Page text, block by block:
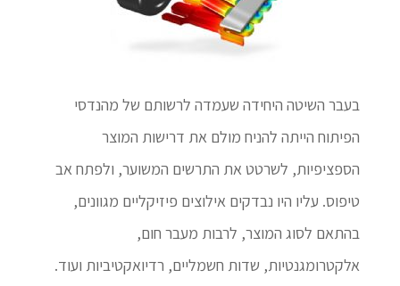
בעבר השיטה היחידה שעמדה לרשותם של מהנדסי
הפיתוח הייתה להניח מולם את דרישות המוצר
הספציפיות, לשרטט את התרשים המשוער, ולפתח אב
טיפוס. עליו היו נבדקים אילוצים פיזיקליים מגוונים,
בהתאם לסוג המוצר, לרבות מעבר חום,
אלקטרומגנטיות, שדות חשמליים, רדיואקטיביות ועוד.